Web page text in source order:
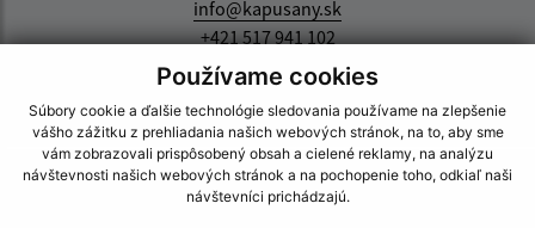
Používame cookies
Súbory cookie a ďalšie technológie sledovania používame na zlepšenie
vášho zážitku z prehliadania našich webových stránok, na to, aby sme
vám zobrazovali prispôsobený obsah a cielené reklamy, na analýzu
návštevnosti našich webových stránok a na pochopenie toho, odkiaľ naši
návštevníci prichádzajú.
info@kapusany.sk
+421 517 941 102
IČO: 00327239